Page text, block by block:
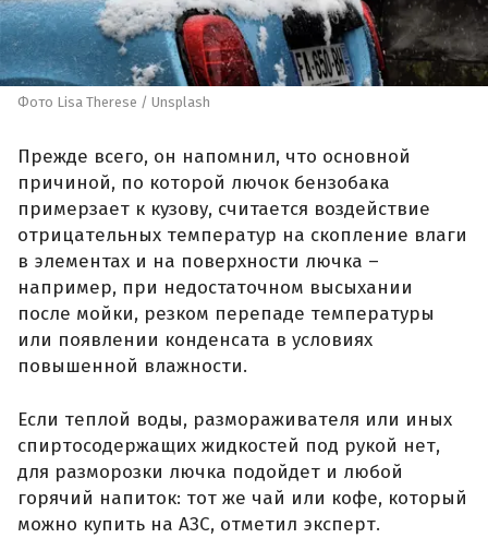
Фото Lisa Therese / Unsplash
Прежде всего, он напомнил, что основной
причиной, по которой лючок бензобака
примерзает к кузову, считается воздействие
отрицательных температур на скопление влаги
в элементах и на поверхности лючка –
например, при недостаточном высыхании
после мойки, резком перепаде температуры
или появлении конденсата в условиях
повышенной влажности.
Если теплой воды, размораживателя или иных
спиртосодержащих жидкостей под рукой нет,
для разморозки лючка подойдет и любой
горячий напиток: тот же чай или кофе, который
можно купить на АЗС, отметил эксперт.